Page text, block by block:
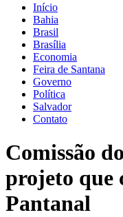
Início
Bahia
Brasil
Brasília
Economia
Feira de Santana
Governo
Política
Salvador
Contato
Comissão
projeto que
Pantanal